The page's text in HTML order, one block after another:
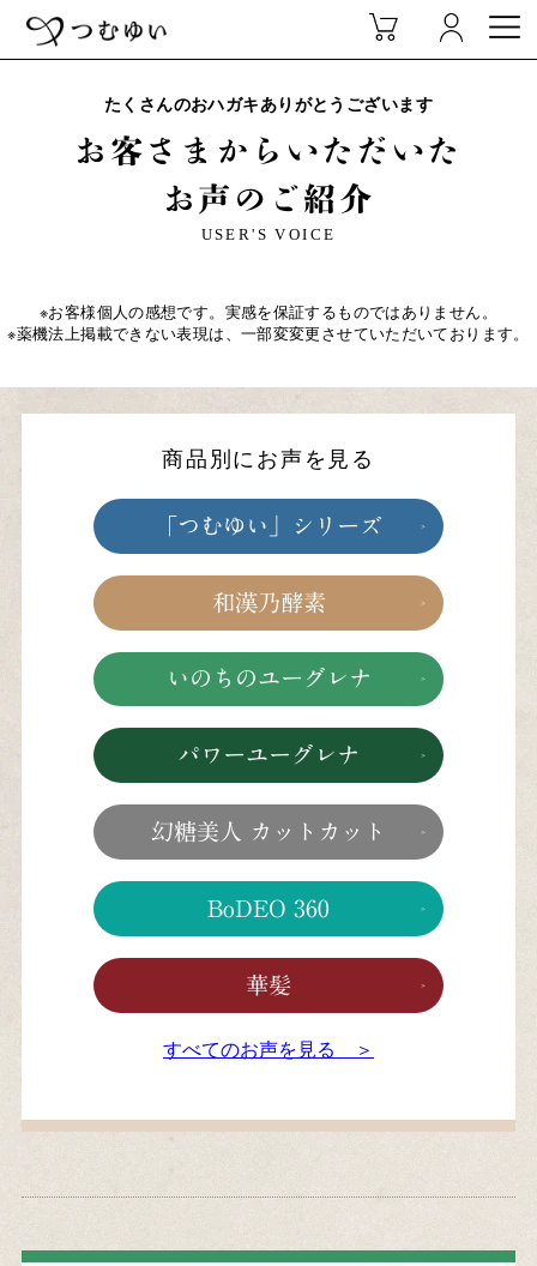
たくさんのおハガキありがとうございます
お客さまからいただいた
お声のご紹介
USER'S VOICE
※お客様個人の感想です。実感を保証するものではありません。
※薬機法上掲載できない表現は、一部変変更させていただいております。
商品別にお声を見る
「つむゆい」シリーズ
和漢乃酵素
いのちのユーグレナ
パワーユーグレナ
幻糖美人 カットカット
BoDEO 360
華髪
すべてのお声を見る ＞